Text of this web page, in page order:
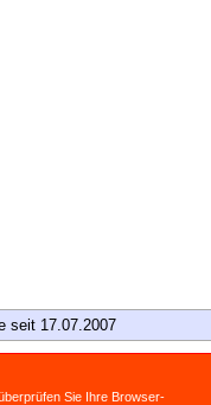
seit 17.07.2007
Sie Ihre Browser-